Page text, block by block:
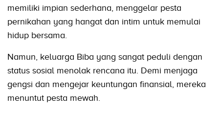
memiliki impian sederhana, menggelar pesta
pernikahan yang hangat dan intim untuk memulai
hidup bersama.
Namun, keluarga Biba yang sangat peduli dengan
status sosial menolak rencana itu. Demi menjaga
gengsi dan mengejar keuntungan finansial, mereka
menuntut pesta mewah.